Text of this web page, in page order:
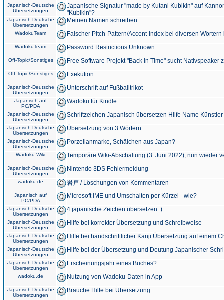
Japanisch-Deutsche
Übersetzungen
Japanische Signatur "made by Kutani Kubikin" auf
"Kubikin"?
Japanisch-Deutsche
Übersetzungen
Meinen Namen schreiben
WadokuTeam Falscher Pitch-Pattern/Accent-Index bei diversen
WadokuTeam Password Restrictions Unknown
Off-Topic/Sonstiges Free Software Projekt "Back In Time" sucht Nativspeaker
Off-Topic/Sonstiges Exekution
Japanisch-Deutsche
Übersetzungen
Unterschrift auf Fußballtrikot
Japanisch auf
PC/PDA
Wadoku für Kindle
Japanisch-Deutsche
Übersetzungen
Schriftzeichen Japanisch übersetzen Hilfe Name
Japanisch-Deutsche
Übersetzungen
Übersetzung von 3 Wörtern
Japanisch-Deutsche
Übersetzungen
Porzellanmarke, Schälchen aus Japan?
Wadoku-Wiki Temporäre Wiki-Abschaltung (3. Juni 2022), nun wieder
Japanisch-Deutsche
Übersetzungen
Nintendo 3DS Fehlermeldung
wadoku.de 岩戸 / Löschungen von Kommentaren
Japanisch auf
PC/PDA
Microsoft IME und Umschalten per Kürzel - wie?
Japanisch-Deutsche
Übersetzungen
4 japanische Zeichen übersetzen :)
Japanisch-Deutsche
Übersetzungen
Hilfe bei korrekter Übersetzung und Schreibweise
Japanisch-Deutsche
Übersetzungen
Hilfe bei handschriftlicher Kanji Übersetzung auf einem
Japanisch-Deutsche
Übersetzungen
Hilfe bei der Übersetzung und Deutung Japanischer
Japanisch-Deutsche
Übersetzungen
Erscheinungsjahr eines Buches?
wadoku.de Nutzung von Wadoku-Daten in App
Japanisch-Deutsche
Übersetzungen
Brauche Hilfe bei Übersetzung